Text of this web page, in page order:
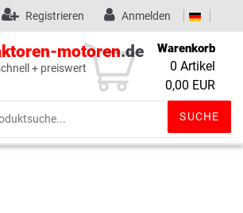
Wunschliste (0)
Anmelden
Registrieren
motoren.de
+ preiswert
SUCHE
Warenkorb
0 Artikel
0,00 EUR